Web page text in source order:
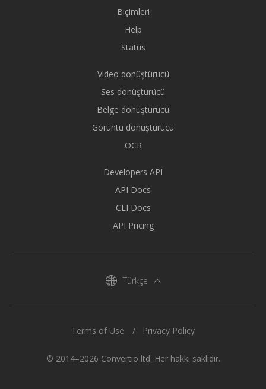
Biçimleri
Help
Status
Video dönüştürücü
Ses dönüştürücü
Belge dönüştürücü
Görüntü dönüştürücü
OCR
Developers API
API Docs
CLI Docs
API Pricing
Türkçe
© 2014–2026 Convertio ltd. Her hakkı saklıdır.
Terms of Use Privacy Policy